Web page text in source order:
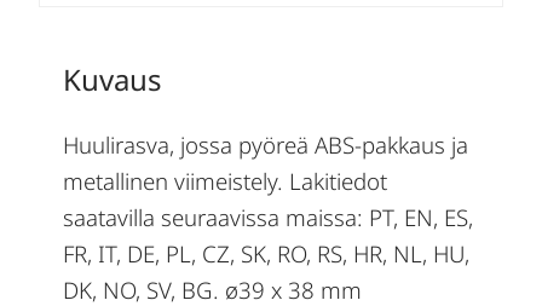
Kuvaus
Huulirasva, jossa pyöreä ABS-pakkaus ja
metallinen viimeistely. Lakitiedot
saatavilla seuraavissa maissa: PT, EN, ES,
FR, IT, DE, PL, CZ, SK, RO, RS, HR, NL, HU,
DK, NO, SV, BG. ø39 x 38 mm